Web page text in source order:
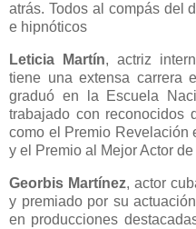
atrás. Todos al compás del
e hipnóticos
Leticia Martín, actriz
tiene una extensa carrera
graduó en la Escuela
trabajado con reconocidos
como el Premio Revelación
y el Premio al Mejor Actor
Georbis Martínez, actor
y premiado por su
en producciones